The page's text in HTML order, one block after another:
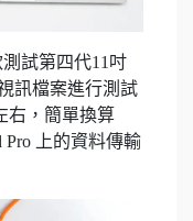
測試第四代11吋
訊檔案進行測試
右，簡單換算
Pro 上的資料傳輸